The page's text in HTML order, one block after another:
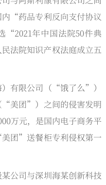
“药品专利反向支付协议
“2021年中国法院50件典
法院知识产权法庭成立五
有限公司（“饿了么”）
“美团”）之间的侵害发明
万元，是国内电子商务平
团”送餐柜专利侵权第一
公司与深圳海某创新科技